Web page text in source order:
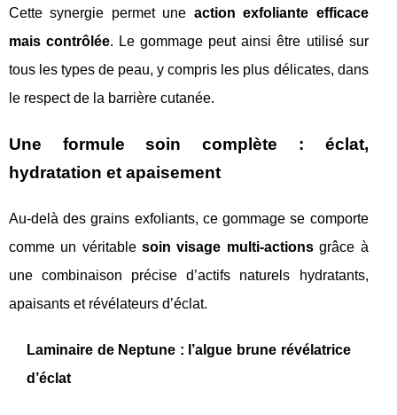
Cette synergie permet une action exfoliante efficace
mais contrôlée. Le gommage peut ainsi être utilisé sur
tous les types de peau, y compris les plus délicates, dans
le respect de la barrière cutanée.
Une formule soin complète : éclat,
hydratation et apaisement
Au-delà des grains exfoliants, ce gommage se comporte
comme un véritablesoin visage multi-actionsgrâce à
une combinaison précise d’actifs naturels hydratants,
apaisants et révélateurs d’éclat.
Laminaire de Neptune : l’algue brune révélatrice
d’éclat